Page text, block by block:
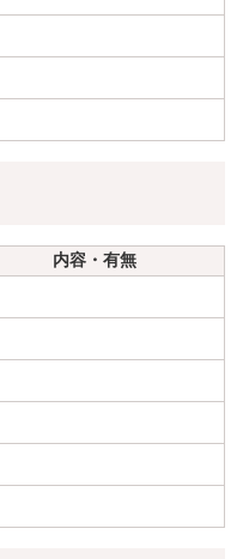
内容・有無